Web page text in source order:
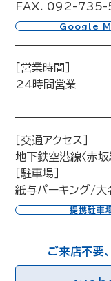
FAX. 092-735-
Google
［営業時間］
24時間営業
［交通アクセス］
地下鉄空港線〈赤
［駐車場］
紙与パーキング/大
提携駐車
ご来店不要